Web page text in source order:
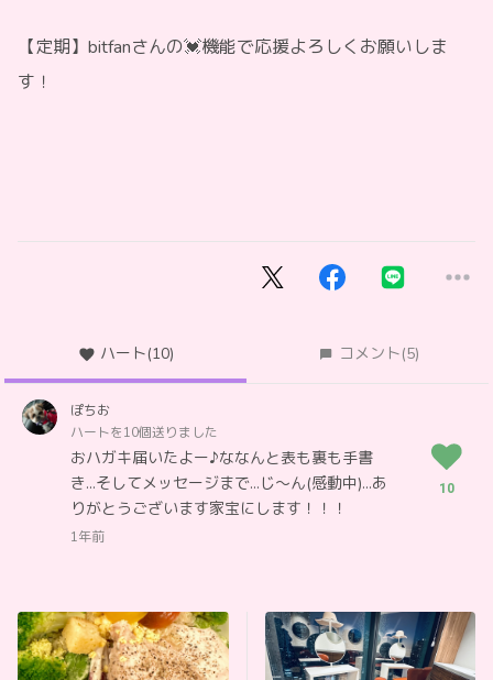
【定期】bitfanさんの💓機能で応援よろしくお願いしま
す！
ハート(10) コメント(5)
ぽちお
ハートを10個送りました
おハガキ届いたよー♪ななんと表も裏も手書
き…そしてメッセージまで…じ〜ん(感動中)…あ
りがとうございます家宝にします！！！
1年前
10